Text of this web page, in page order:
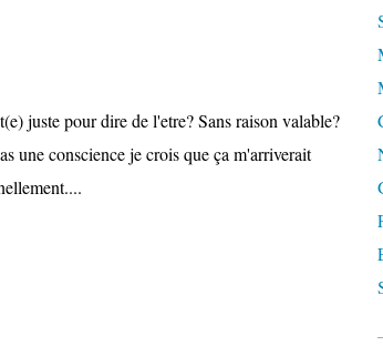
juste pour dire de l'etre? Sans raison valable?
une conscience je crois que ça m'arriverait